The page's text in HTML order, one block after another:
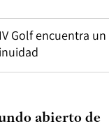
Golf encuentra un
abierto de